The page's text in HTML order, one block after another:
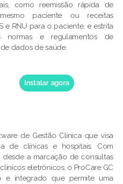
como reemissão rápida de
paciente ou receitas
e RNU para o paciente, e estrita
normas e regulamentos de
dados de saúde.
Instalar agora
de Gestão Clínica que visa
de clínicas e hospitais. Com
a marcação de consultas
eletrónicos, o ProCare GC
e integrado que permite uma